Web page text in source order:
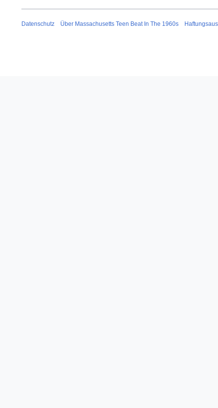
Datenschutz Über Massachusetts Teen Beat In The 1960s